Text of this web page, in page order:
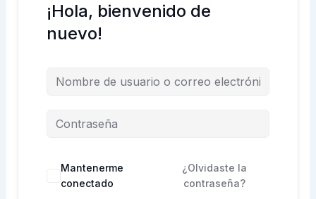
¡Hola, bienvenido de
nuevo!
Mantenerme
conectado
¿Olvidaste la
contraseña?